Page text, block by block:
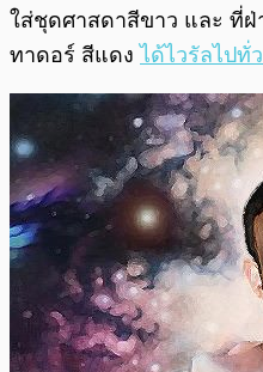
ใส่ชุดศาสดาสีขาว และ ที่ฝ่
ทาดอร์ สีแดง ได้ไวรัลไปทั่